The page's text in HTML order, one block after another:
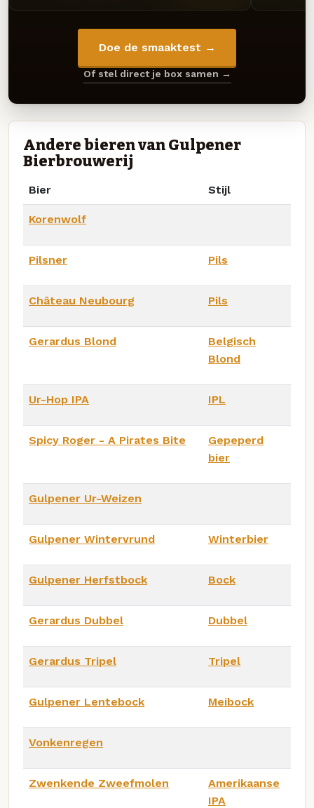
Doe de smaaktest →
Of stel direct je box samen →
Andere bieren van Gulpener
Bierbrouwerij
Bier Stijl
Korenwolf
Pilsner Pils
Château Neubourg Pils
Gerardus Blond
Belgisch
Blond
Ur-Hop IPA IPL
Spicy Roger - A Pirates Bite
Gepeperd
bier
Gulpener Ur-Weizen
Gulpener Wintervrund Winterbier
Gulpener Herfstbock Bock
Gerardus Dubbel Dubbel
Gerardus Tripel Tripel
Gulpener Lentebock Meibock
Vonkenregen
Zwenkende Zweefmolen
Amerikaanse
IPA